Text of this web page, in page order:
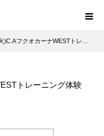
フクオカーナWESTトレーニング体験会
トレーニング体験